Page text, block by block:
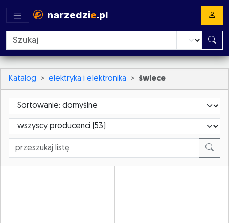
narzedzie.pl
Katalog elektryka i elektronika świece
Sortowanie
ProducerId